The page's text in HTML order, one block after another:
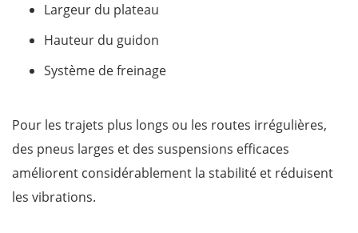
Largeur du plateau
Hauteur du guidon
Système de freinage
Pour les trajets plus longs ou les routes irrégulières,
des pneus larges et des suspensions efficaces
améliorent considérablement la stabilité et réduisent
les vibrations.